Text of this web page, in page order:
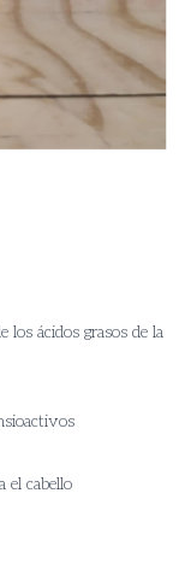
ácidos grasos de la
el cabello